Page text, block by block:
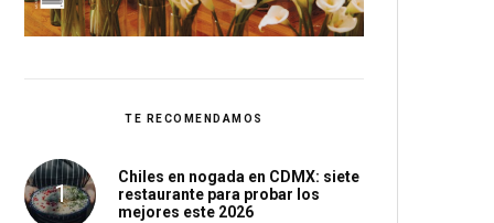
TE RECOMENDAMOS
Chiles en nogada en CDMX: siete
restaurante para probar los
mejores este 2026